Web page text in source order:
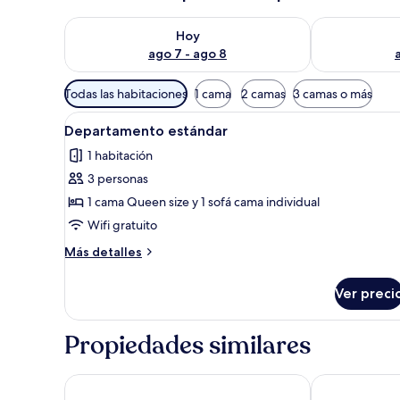
Hoy
ago 7 - ago 8
Consulta la disponibilidad para hoy ago 7 - ago 8
Consulta la
Filtros
disponibles
para
las
habitaciones
Todas las habitaciones 1 cama 2 camas 3 camas o más
Abrir
todas
las
fotos
de
Departamento
estándar
Un dormitorio moderno con
6
Departamento estándar
1 habitación
3 personas
1 cama Queen size y 1 sofá cama individual
Wifi gratuito
Más detalles
Más
estándar
Ver
Propiedades similares
Bernsteinsucher Stadthotel-